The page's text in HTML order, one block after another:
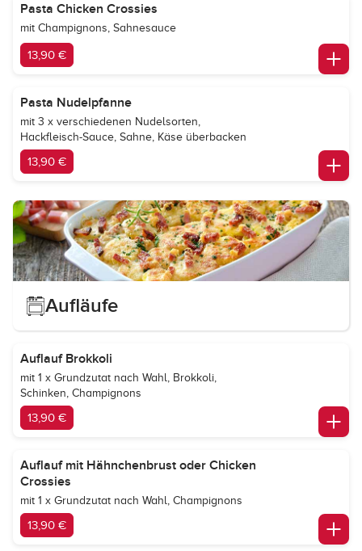
Pasta Chicken Crossies
mit Champignons, Sahnesauce
13,90 €
Pasta Nudelpfanne
mit 3 x verschiedenen Nudelsorten,
Hackfleisch-Sauce, Sahne, Käse überbacken
13,90 €
Aufläufe
Auflauf Brokkoli
mit 1 x Grundzutat nach Wahl, Brokkoli,
Schinken, Champignons
13,90 €
Auflauf mit Hähnchenbrust oder Chicken
Crossies
mit 1 x Grundzutat nach Wahl, Champignons
13,90 €